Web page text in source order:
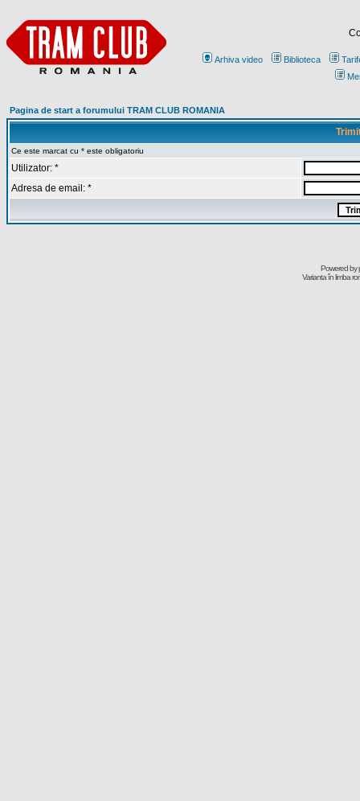
Arhiva video Biblioteca
Pagina de start a forumului TRAM CLUB ROMANIA
Ce este marcat cu * este obligatoriu
Utilizator: *
Adresa de email: *
Powered by
Varianta în limba